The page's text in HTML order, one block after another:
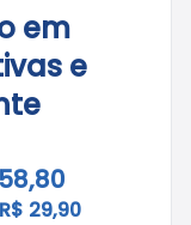
em
e
R$ 29,90